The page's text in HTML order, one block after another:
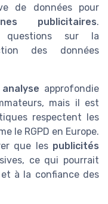
de données pour
publicitaires.
questions sur la
des données
analyse approfondie
mais il est
respectent les
le RGPD en Europe.
que les publicités
ce qui pourrait
et à la confiance des